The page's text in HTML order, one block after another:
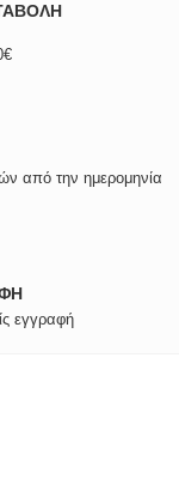
από την ημερομηνία
εγγραφή